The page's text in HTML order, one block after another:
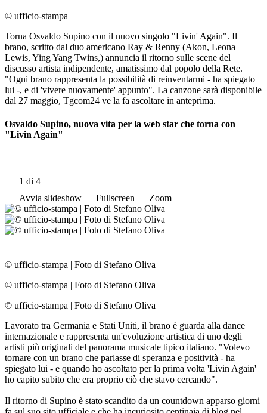
© ufficio-stampa
Torna Osvaldo Supino con il nuovo singolo "Livin' Again". Il
brano, scritto dal duo americano Ray & Renny (Akon, Leona
Lewis, Ying Yang Twins,) annuncia il ritorno sulle scene del
discusso artista indipendente, amatissimo dal popolo della Rete.
"Ogni brano rappresenta la possibilità di reinventarmi - ha spiegato
lui -, e di 'vivere nuovamente' appunto". La canzone sarà disponibile
dal 27 maggio, Tgcom24 ve la fa ascoltare in anteprima.
Osvaldo Supino, nuova vita per la web star che torna con
"Livin Again"
1 di 4
Avvia slideshow
Fullscreen Zoom
© ufficio-stampa | Foto di Stefano Oliva
© ufficio-stampa | Foto di Stefano Oliva
© ufficio-stampa | Foto di Stefano Oliva
Lavorato tra Germania e Stati Uniti, il brano è guarda alla dance
internazionale e rappresenta un'evoluzione artistica di uno degli
artisti più originali del panorama musicale tipico italiano. "Volevo
tornare con un brano che parlasse di speranza e positività - ha
spiegato lui - e quando ho ascoltato per la prima volta 'Livin Again'
ho capito subito che era proprio ciò che stavo cercando".
Il ritorno di Supino è stato scandito da un countdown apparso giorni